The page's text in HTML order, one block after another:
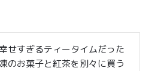
せすぎるティータイムだった
のお菓子と紅茶を別々に買う